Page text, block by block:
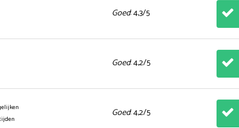
Goed: 4,3/5
Goed: 4,2/5
Goed: 4,2/5